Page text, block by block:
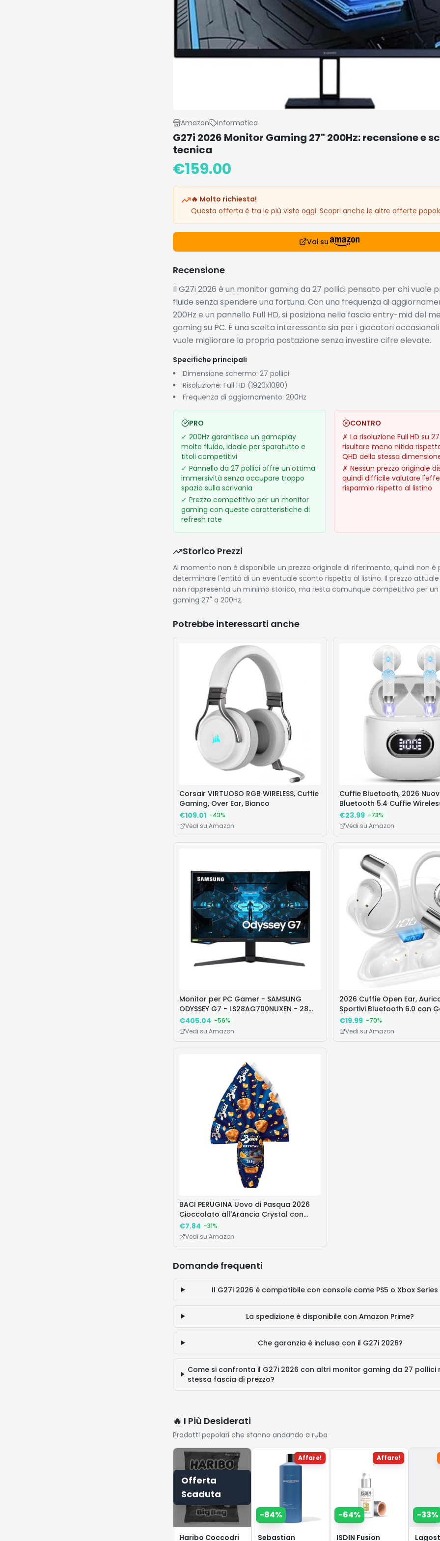
Amazon Informatica
G27i 2026 Monitor Gaming 27" 200Hz: recensione e
tecnica
€159.00
🔥 Molto richiesta!
Questa offerta è tra le più viste oggi. Scopri anche le altre offerte
Vai su
Recensione
Il G27i 2026 è un monitor gaming da 27 pollici pensato per chi vuole
fluide senza spendere una fortuna. Con una frequenza di
200Hz e un pannello Full HD, si posiziona nella fascia entry-mid del
gaming su PC. È una scelta interessante sia per i giocatori
vuole migliorare la propria postazione senza investire cifre elevate.
Specifiche principali
Dimensione schermo: 27 pollici
Risoluzione: Full HD (1920x1080)
Frequenza di aggiornamento: 200Hz
PRO
✓ 200Hz garantisce un gameplay
molto fluido, ideale per sparatutto e
titoli competitivi
✓ Pannello da 27 pollici offre un'ottima
immersività senza occupare troppo
spazio sulla scrivania
✓ Prezzo competitivo per un monitor
gaming con queste caratteristiche di
refresh rate
CONTRO
✗ La risoluzione Full HD su
risultare meno nitida
QHD della stessa
✗ Nessun prezzo originale
quindi difficile valutare
risparmio rispetto al listino
Storico Prezzi
Al momento non è disponibile un prezzo originale di riferimento, quindi non è
determinare l'entità di un eventuale sconto rispetto al listino. Il prezzo attuale
non rappresenta un minimo storico, ma resta comunque competitivo per
gaming 27" a 200Hz.
Potrebbe interessarti anche
Corsair VIRTUOSO RGB WIRELESS, Cuffie
Gaming, Over Ear, Bianco
€109.01 -43%
Vedi su Amazon
Cuffie Bluetooth, 2026
Bluetooth 5.4 Cuffie
6D Stereo/4 ENC Mic, 42Ore
Senza Fili Cancellazione
Impermeabili Headphones
€23.99 -73%
Vedi su Amazon
Monitor per PC Gamer - SAMSUNG
ODYSSEY G7 - LS28AG700NUXEN - 28
UHD 4K - Pannello IPS - 1ms - 144Hz -
FreeSync Premium Pro
€405.04 -56%
Vedi su Amazon
2026 Cuffie Open Ear,
Sportivi Bluetooth 6.0 con
Morbido e Controllo Tattile,
Cuffie Bluetooth con Stereo
€19.99 -70%
Vedi su Amazon
BACI PERUGINA Uovo di Pasqua 2026
Cioccolato all'Arancia Crystal con
Sorpresa Esperienziale e 4 Cioccolatini
265g
€7.84 -31%
Vedi su Amazon
Domande frequenti
Il G27i 2026 è compatibile con console come PS5 o Xbox Series
La spedizione è disponibile con Amazon Prime?
Che garanzia è inclusa con il G27i 2026?
Come si confronta il G27i 2026 con altri monitor gaming da 27 pollici
stessa fascia di prezzo?
🔥 I Più Desiderati
Prodotti popolari che stanno andando a ruba
Offerta
Scaduta
Haribo Coccodri
Affare!
-84%
Sebastian
Affare!
-64%
ISDIN Fusion
-33%